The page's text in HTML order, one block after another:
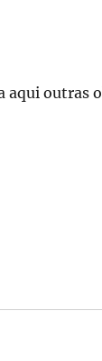
aqui outras